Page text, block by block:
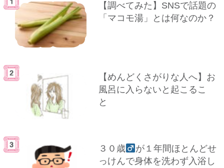
【調べてみた】SNSで話題の
「マコモ湯」とは何なのか？
【めんどくさがりな人へ】お
風呂に入らないと起こるこ
と
３０歳
が１年間ほとんどせ
っけんで身体を洗わず入浴し